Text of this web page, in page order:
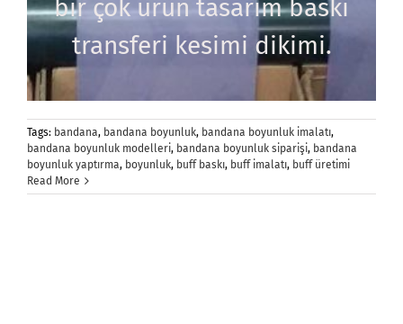
bir çok ürün tasarım baskı
transferi kesimi dikimi.
Tags: bandana, bandana boyunluk, bandana boyunluk imalatı,
bandana boyunluk modelleri, bandana boyunluk siparişi, bandana
boyunluk yaptırma, boyunluk, buff baskı, buff imalatı, buff üretimi
Read More